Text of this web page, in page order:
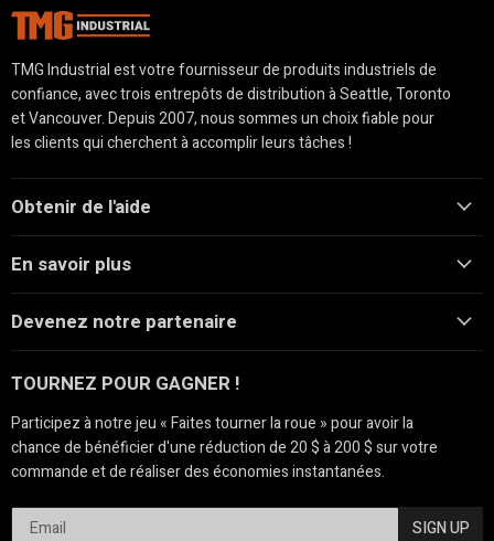
TMG Industrial est votre fournisseur de produits industriels de
confiance, avec trois entrepôts de distribution à Seattle, Toronto
et Vancouver. Depuis 2007, nous sommes un choix fiable pour
les clients qui cherchent à accomplir leurs tâches !
Obtenir de l'aide
En savoir plus
Devenez notre partenaire
TOURNEZ POUR GAGNER !
Participez à notre jeu « Faites tourner la roue » pour avoir la
chance de bénéficier d'une réduction de 20 $ à 200 $ sur votre
commande et de réaliser des économies instantanées.
SIGN UP